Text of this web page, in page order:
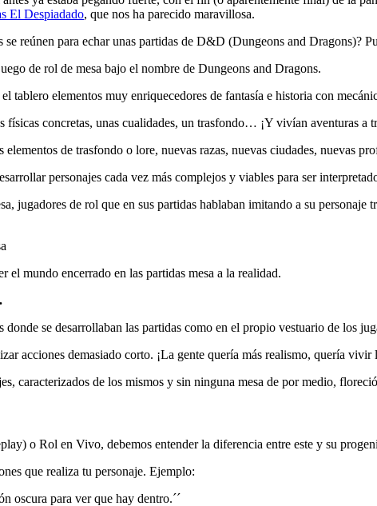
El Despiadado, que nos ha parecido maravillosa.
se reúnen para echar unas partidas de D&D (Dungeons and Dragons)?
de rol de mesa bajo el nombre de Dungeons and Dragons.
elementos muy enriquecedores de fantasía e historia con
físicas concretas, unas cualidades, un trasfondo… ¡Y vivían aventuras a
de trasfondo o lore, nuevas razas, nuevas ciudades, nuevas
personajes cada vez más complejos y viables para ser
jugadores de rol que en sus partidas hablaban imitando a su
el mundo encerrado en las partidas mesa a la realidad.
se desarrollaban las partidas como en el propio vestuario de los
acciones demasiado corto. ¡La gente quería más realismo, quería
caracterizados de los mismos y sin ninguna mesa de por medio,
o Rol en Vivo, debemos entender la diferencia entre este y su
que realiza tu personaje. Ejemplo:
oscura para ver que hay dentro.´´